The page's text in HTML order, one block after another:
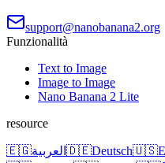
support@nanobanana2.org
Funzionalità
Text to Image
Image to Image
Nano Banana 2 Lite
resource
🇪🇬العربية 🇩🇪Deutsch🇺🇸